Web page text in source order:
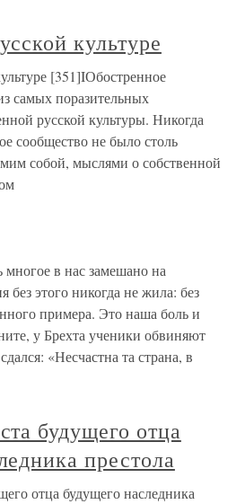
культуре
[351]IОбостренное
самых поразительных
русской культуры. Никогда
сообщество не было столь
собой, мыслями о собственной
в нас замешано на
без этого никогда не жила: без
примера. Это наша боль и
у Брехта ученики обвиняют
«Несчастна та страна, в
будущего отца
престола
отца будущего наследника